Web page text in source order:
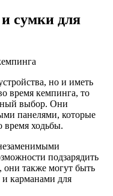
сумки для
но и иметь
время кемпинга, то
выбор. Они
панелями, которые
время ходьбы.
подзарядить
они также могут быть
карманами для